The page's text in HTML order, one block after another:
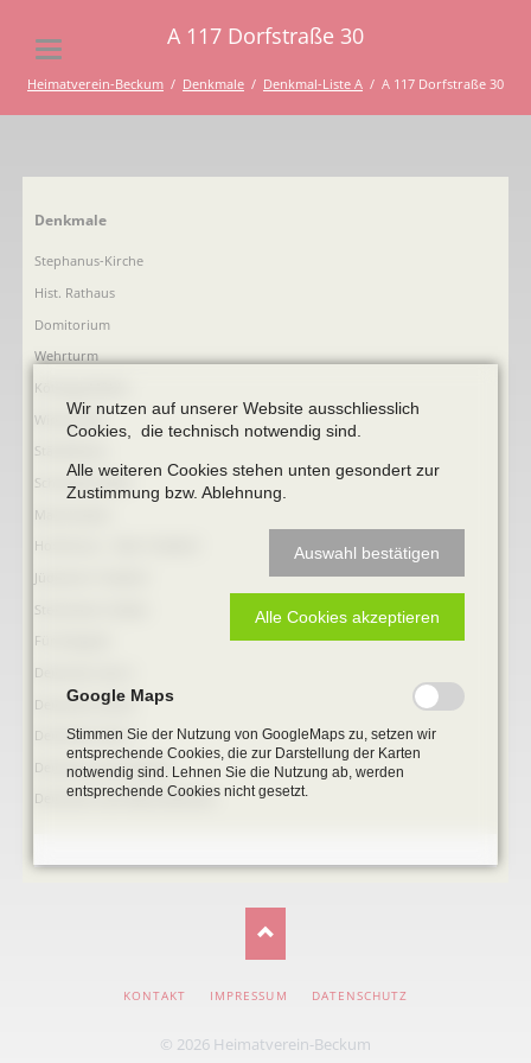
A 117 Dorfstraße 30
Heimatverein-Beckum Denkmale Denkmal-Liste A A 117 Dorfstraße 30
Navigation
Denkmale
Stephanus-Kirche
Hist. Rathaus
Domitorium
Wehrturm
Köttings Mühle
Windmühle
Ständehaus
Schmiede Galen
Mariensäule
Hochkreuz - Alter Friedhof
Jüdischer Friedhof
Steinkisten Gräber
Fürstengrab
Denkmal-Liste A
Denkmal-Liste B
Denkmal-Liste C
Denkmal_Liste weitere
Denkmal-Liste Naturdenkmal
NAVIGATION
KONTAKT IMPRESSUM DATENSCHUTZ
© 2026 Heimatverein-Beckum
Wir nutzen auf unserer Website ausschliesslich
Cookies, die technisch notwendig sind.
Alle weiteren Cookies stehen unten gesondert zur
Zustimmung bzw. Ablehnung.
Auswahl bestätigen
Alle Cookies akzeptieren
Google Maps
Stimmen Sie der Nutzung von GoogleMaps zu, setzen wir
entsprechende Cookies, die zur Darstellung der Karten
notwendig sind. Lehnen Sie die Nutzung ab, werden
entsprechende Cookies nicht gesetzt.